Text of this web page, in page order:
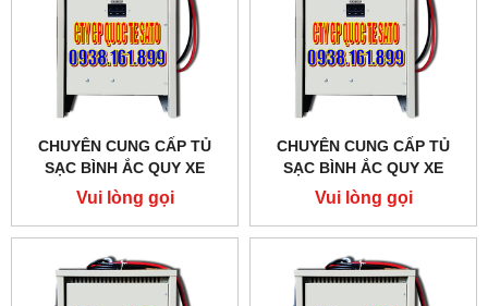
CHUYÊN CUNG CẤP TỦ
SẠC BÌNH ẮC QUY XE
NÂNG - BỘ SẠC BÌNH ẮC
QUY XE NÂNG TẠI QUẬN 6
Vui lòng gọi
CHUYÊN CUNG CẤP TỦ
SẠC BÌNH ẮC QUY XE
NÂNG - BỘ SẠC BÌNH ẮC
QUY XE NÂNG TẠI QUẬN 5
Vui lòng gọi